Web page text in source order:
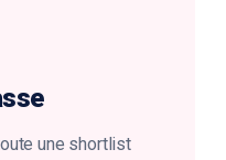
une shortlist